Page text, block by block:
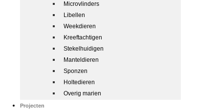
Microvlinders
Libellen
Weekdieren
Kreeftachtigen
Stekelhuidigen
Manteldieren
Sponzen
Holtedieren
Overig marien
Projecten